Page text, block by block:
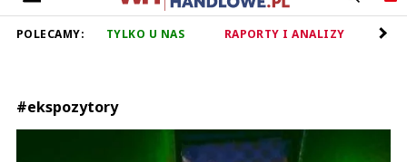
POLECAMY: TYLKO U NAS RAPORTY I ANALIZY
#ekspozytory